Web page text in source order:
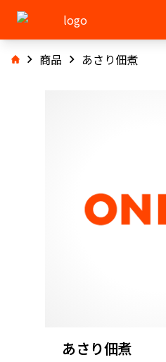
商品 あさり佃煮
あさり佃煮